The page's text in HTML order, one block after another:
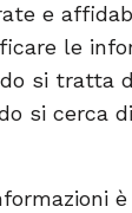
e
le
si tratta
si cerca